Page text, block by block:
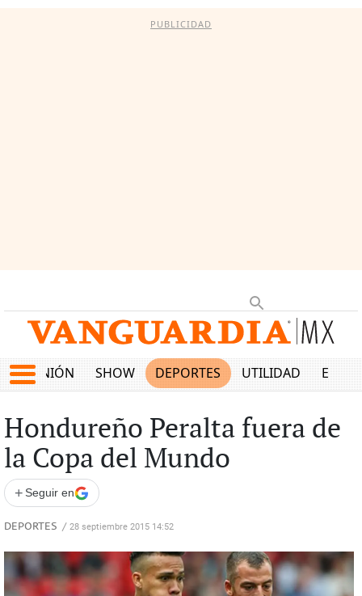
PUBLICIDAD
OPINIÓN SHOW DEPORTES UTILIDAD
Hondureño Peralta fuera de
la Copa del Mundo
+ Seguir en
DEPORTES / 28 septiembre 2015 14:52